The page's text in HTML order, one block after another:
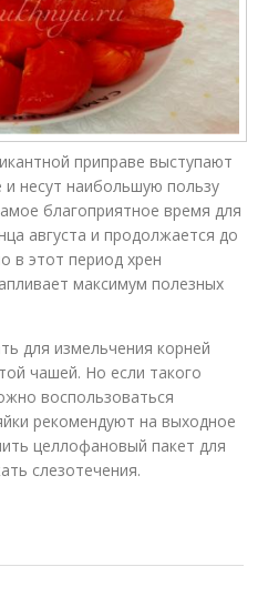
приправе выступают
несут наибольшую пользу
благоприятное время для
августа и продолжается до
в этот период хрен
максимум полезных
для измельчения корней
чашей. Но если такого
воспользоваться
рекомендуют на выходное
целлофановый пакет для
слезотечения.